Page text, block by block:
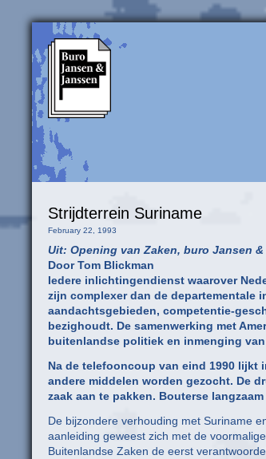
Strijdterrein Suriname
February 22, 1993
Uit: Opening van Zaken, buro Jansen &
Door Tom Blickman
Iedere inlichtingendienst waarover
zijn complexer dan de departementale
aandachtsgebieden, competentie-
bezighoudt. De samenwerking met
buitenlandse politiek en inmenging
Na de telefooncoup van eind 1990 lijkt
andere middelen worden gezocht. De
zaak aan te pakken. Bouterse
De bijzondere verhouding met Suriname
aanleiding geweest zich met de
Buitenlandse Zaken de eerst